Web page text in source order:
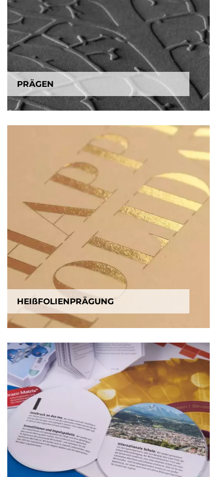
PRÄGEN
HEIßFOLIENPRÄGUNG